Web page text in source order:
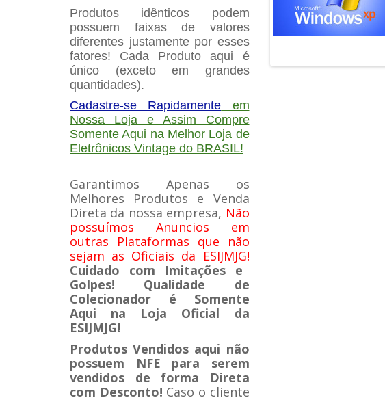
Produtos idênticos podem
possuem faixas de valores
diferentes justamente por esses
fatores! Cada Produto aqui é
único (exceto em grandes
quantidades).
Cadastre-se Rapidamente em
Nossa Loja e Assim Compre
Somente Aqui na Melhor Loja de
Eletrônicos Vintage do BRASIL!
Garantimos Apenas os
Melhores Produtos e Venda
Direta da nossa empresa, Não
possuímos Anuncios em
outras Plataformas que não
sejam as Oficiais da ESIJMJG!
Cuidado com Imitações e
Golpes! Qualidade de
Colecionador é Somente
Aqui na Loja Oficial da
ESIJMJG!
Produtos Vendidos aqui não
possuem NFE para serem
vendidos de forma Direta
com Desconto! Caso o cliente